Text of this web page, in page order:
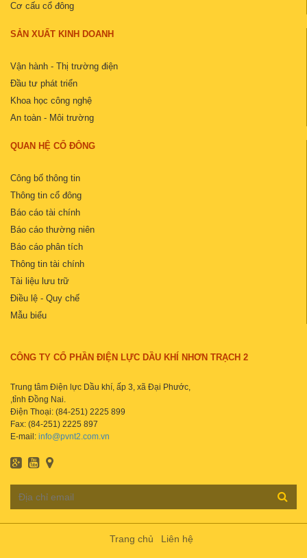
Cơ cấu cổ đông
SẢN XUẤT KINH DOANH
Vận hành - Thị trường điện
Đầu tư phát triển
Khoa học công nghệ
An toàn - Môi trường
QUAN HỆ CỔ ĐÔNG
Công bố thông tin
Thông tin cổ đông
Báo cáo tài chính
Báo cáo thường niên
Báo cáo phân tích
Thông tin tài chính
Tài liệu lưu trữ
Điều lệ - Quy chế
Mẫu biểu
CÔNG TY CỔ PHẦN ĐIỆN LỰC DẦU KHÍ NHƠN TRẠCH 2
Trung tâm Điện lực Dầu khí, ấp 3, xã Đại Phước,
,tỉnh Đồng Nai.
Điện Thoại: (84-251) 2225 899
Fax: (84-251) 2225 897
E-mail: info@pvnt2.com.vn
Trang chủ Liên hệ